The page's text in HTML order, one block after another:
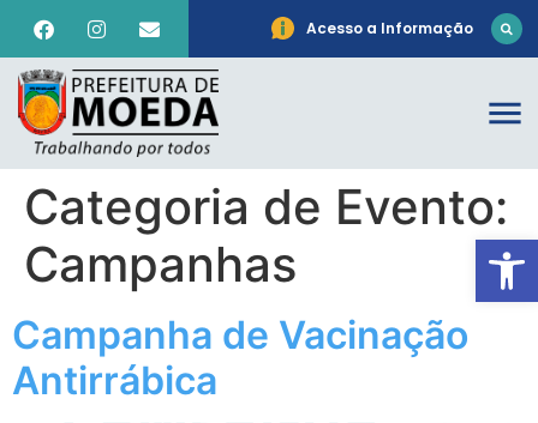
Acesso a Informação
Categoria de Evento:
Campanhas
Campanha de Vacinação
Antirrábica